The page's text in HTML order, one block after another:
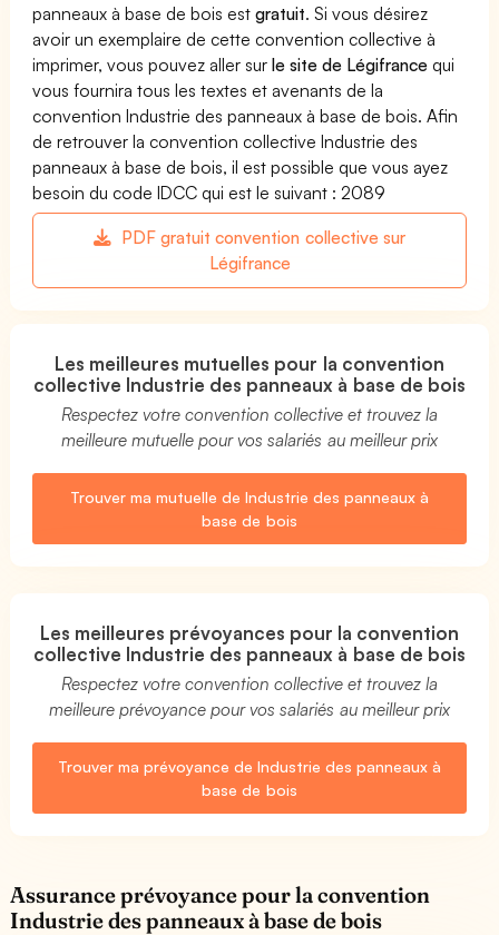
panneaux à base de bois estgratuit. Si vous désirez
avoir un exemplaire de cette convention collective à
imprimer, vous pouvez aller surle site de Légifrance qui
vous fournira tous les textes et avenants de la
convention Industrie des panneaux à base de bois. Afin
de retrouver la convention collective Industrie des
panneaux à base de bois, il est possible que vous ayez
besoin du code IDCC qui est le suivant : 2089
PDF gratuit convention collective sur
Légifrance
Les meilleures mutuelles pour la convention
collective Industrie des panneaux à base de bois
Respectez votre convention collective et trouvez la
meilleure mutuelle pour vos salariés au meilleur prix
Trouver ma mutuelle de Industrie des panneaux à
base de bois
Les meilleures prévoyances pour la convention
collective Industrie des panneaux à base de bois
Respectez votre convention collective et trouvez la
meilleure prévoyance pour vos salariés au meilleur prix
Trouver ma prévoyance de Industrie des panneaux à
base de bois
Assurance prévoyance pour la convention
Industrie des panneaux à base de bois